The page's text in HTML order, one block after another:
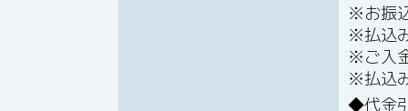
※お振
※払込
※ご入
※払込
代金